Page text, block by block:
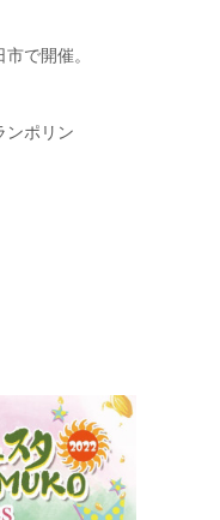
で開催。
ンポリン